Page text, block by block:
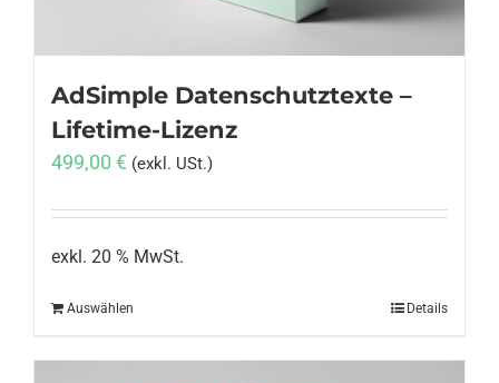
AdSimple Datenschutztexte –
Lifetime-Lizenz
499,00 € (exkl. USt.)
exkl. 20 % MwSt.
Auswählen Details